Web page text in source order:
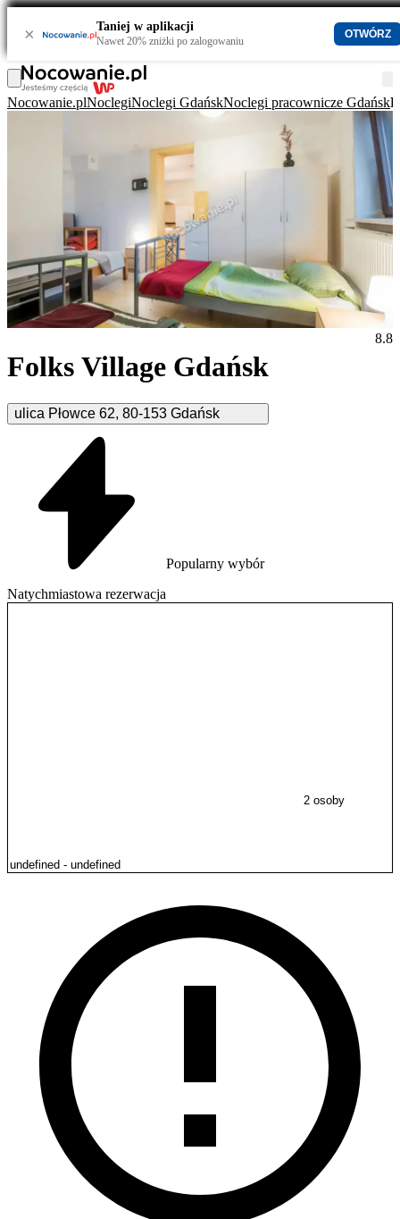
× Taniej w aplikacji
Nawet 20% zniżki po zalogowaniu
OTWÓRZ
Nocowanie.plNoclegiNoclegi GdańskNoclegi pracownicze Gdańsk
Folks Village Gdańsk
ulica Płowce 62, 80-153 Gdańsk
8.8
Natychmiastowa rezerwacja
Popularny wybór
2 osoby